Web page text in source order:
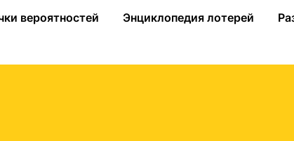
вероятностей Энциклопедия лотерей